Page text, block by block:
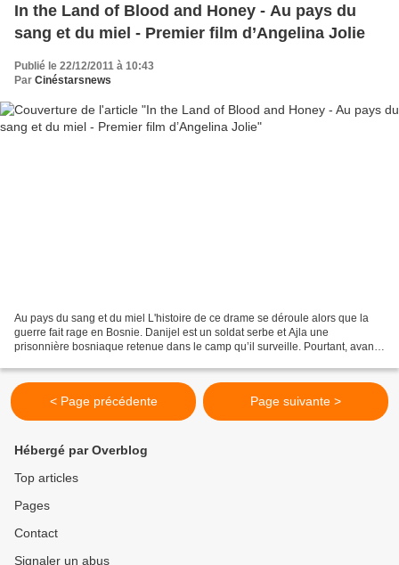
In the Land of Blood and Honey - Au pays du
sang et du miel - Premier film d’Angelina Jolie
Publié le 22/12/2011 à 10:43
Par Cinéstarsnews
Au pays du sang et du miel L'histoire de ce drame se déroule alors que la
guerre fait rage en Bosnie. Danijel est un soldat serbe et Ajla une
prisonnière bosniaque retenue dans le camp qu’il surveille. Pourtant, avant
< Page précédente Page suivante >
Hébergé par Overblog
Top articles
Pages
Contact
Signaler un abus